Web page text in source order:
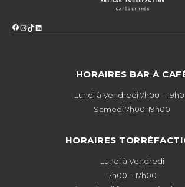
Facebook
Instagram
TikTok
LinkedIn
HORAIRES BAR À
Lundi à Vendredi 7h00 –
Samedi 7h00-19h00
HORAIRES
Lundi à Vendredi
7h00 – 17h00